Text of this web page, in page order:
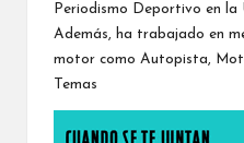
Periodismo Deportivo en la
Además, ha trabajado en
motor como Autopista,
Temas